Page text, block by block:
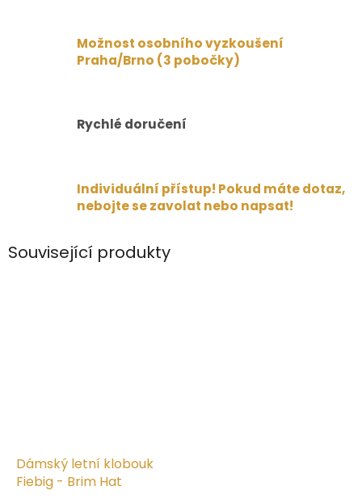
Možnost osobního vyzkoušení
Praha/Brno (3 pobočky)
Rychlé doručení
Individuální přístup! Pokud máte dotaz,
nebojte se zavolat nebo napsat!
Související produkty
Dámský letní klobouk
Fiebig - Brim Hat